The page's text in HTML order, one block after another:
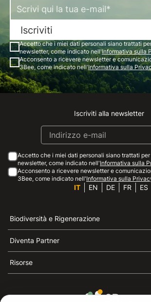
Iscriviti
Accetto che i miei dati personali siano trattati
newsletter, come indicato nell'Informativa sulla
Acconsento a ricevere newsletter e
3Bee, come indicato nell'Informativa sulla
Instagram
Facebook
Linkedin
Youtube
Iscriviti alla newsletter
Accetto che i miei dati personali siano trattati
newsletter, come indicato nell'Informativa sulla
Acconsento a ricevere newsletter e
3Bee, come indicato nell'Informativa sulla
IT EN DE FR ES
Biodiversità e Rigenerazione
Diventa Partner
Risorse